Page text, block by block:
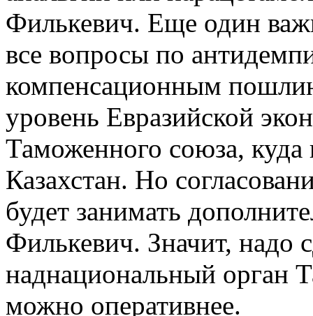
Филькевич. Еще один
все вопросы по
компенсационным
уровень Евразийской
Таможенного союза, куда
Казахстан. Но
будет занимать
Филькевич. Значит, надо
наднациональный орган
можно оперативнее.